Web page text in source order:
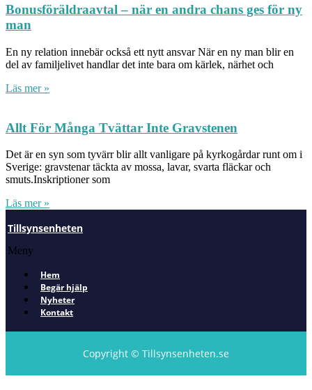
Bonusföräldraavtal – när en andra chans ges för ny
man
En ny relation innebär också ett nytt ansvar När en ny man blir en
del av familjelivet handlar det inte bara om kärlek, närhet och
Läs mer »
Allt För Många Tvättar Inte Gravstenen
Det är en syn som tyvärr blir allt vanligare på kyrkogårdar runt om i
Sverige: gravstenar täckta av mossa, lavar, svarta fläckar och
smuts.Inskriptioner som
Läs mer »
Tillsynsenheten
Meny
Hem
Begär hjälp
Nyheter
Kontakt
Copyright © Tillsynsenheten.se